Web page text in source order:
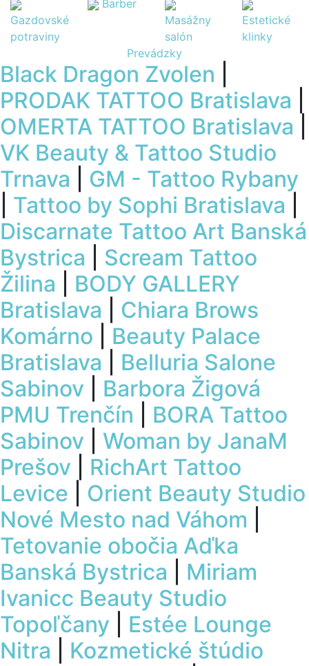
Gazdovské
potraviny
Barber
Masážny
salón
Estetické
klinky
Prevádzky
Black Dragon Zvolen
PRODAK TATTOO Bratislava
OMERTA TATTOO Bratislava
VK Beauty & Tattoo Studio
Trnava
GM - Tattoo Rybany
Tattoo by Sophi Bratislava
Discarnate Tattoo Art Banská
Bystrica
Scream Tattoo
Žilina
BODY GALLERY
Bratislava
Chiara Brows
Komárno
Beauty Palace
Bratislava
Belluria Salone
Sabinov
Barbora Žigová
PMU Trenčín
BORA Tattoo
Sabinov
Woman by JanaM
Prešov
RichArt Tattoo
Levice
Orient Beauty Studio
Nové Mesto nad Váhom
Tetovanie obočia Aďka
Banská Bystrica
Miriam
Ivanicc Beauty Studio
Topoľčany
Estée Lounge
Nitra
Kozmetické štúdio